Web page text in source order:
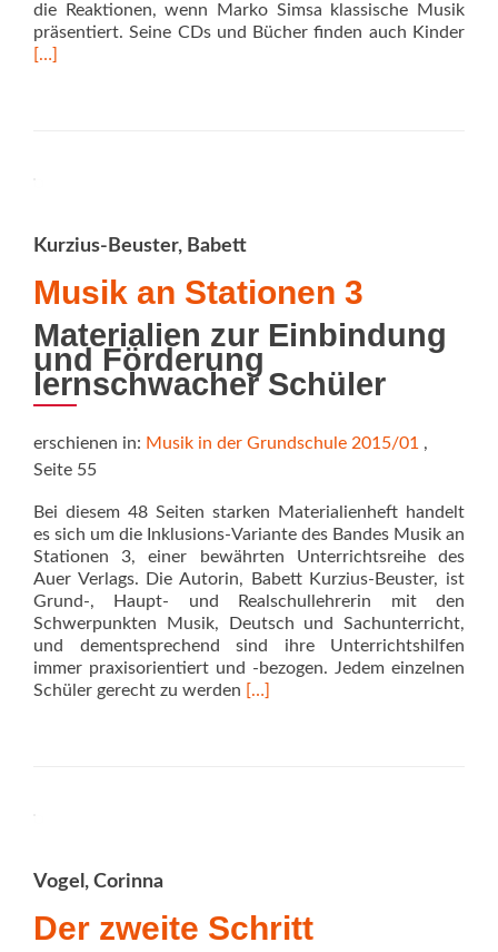
die Reaktionen, wenn Marko Simsa klassische Musik
präsentiert. Seine CDs und Bücher finden auch Kinder
[…]
Kurzius-Beuster, Babett
Musik an Stationen 3
Materialien zur Einbindung
und Förderung
lernschwacher Schüler
erschienen in: Musik in der Grundschule 2015/01 ,
Seite 55
Bei diesem 48 Seiten starken Materialienheft handelt
es sich um die Inklusions-Variante des Bandes Musik an
Stationen 3, einer bewährten Unterrichtsreihe des
Auer Verlags. Die Autorin, Babett Kurzius-Beuster, ist
Grund-, Haupt- und Realschullehrerin mit den
Schwerpunkten Musik, Deutsch und Sachunterricht,
und dementsprechend sind ihre Unterrichtshilfen
immer praxisorientiert und -bezogen. Jedem einzelnen
Schüler gerecht zu werden Read
[…]
Vogel, Corinna
Der zweite Schritt